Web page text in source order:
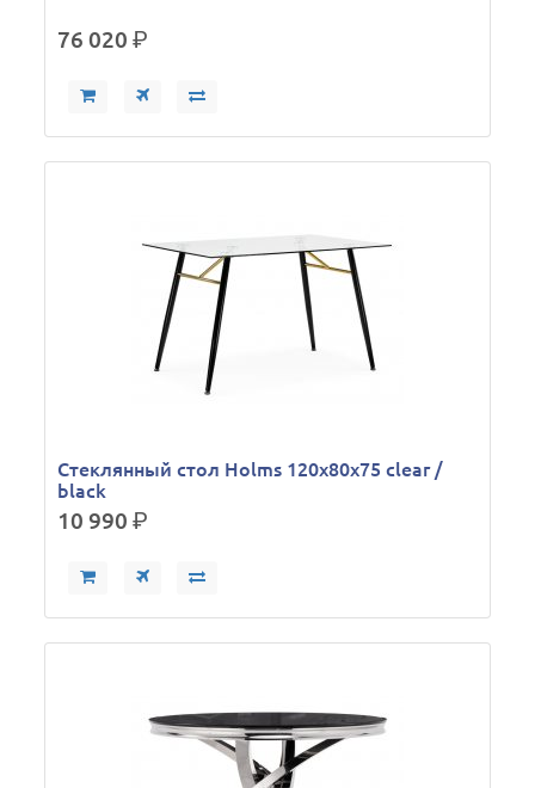
76 020р.
Стеклянный стол Holms 120x80x75 clear /
black
10 990р.